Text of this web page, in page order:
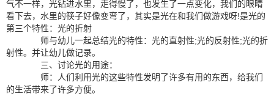
气不一样，光钻进水里，走得慢了，也发生了一点变化，我们的眼睛
看下去，水里的筷子好像变弯了，其实是光在和我们做游戏呀!是光的
第三个特性：光的折射
师与幼儿一起总结光的特性：光的直射性;光的反射性;光的折
射性。并让幼儿做记录。
三、讨论光的用途：
师：人们利用光的这些特性发明了许多有用的东西，给我们
的生活带来了许多方便。